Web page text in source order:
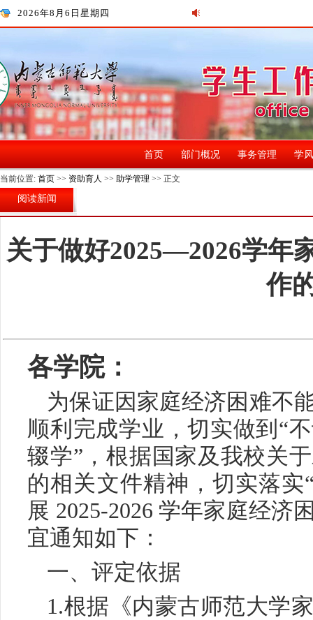
2026年8月6日星期四
首页 部门概况 事务管理 学
当前位置: 首页 >> 资助育人 >> 助学管理 >> 正文
阅读新闻
关于做好2025—2026学年
作
各学院：
为保证因家庭经济困难不
顺利完成学业，切实做到“
辍学”，根据国家及我校关
的相关文件精神，切实落
展 2025-2026 学年家庭经济
宜通知如下：
一、评定依据
1.根据《内蒙古师范大学